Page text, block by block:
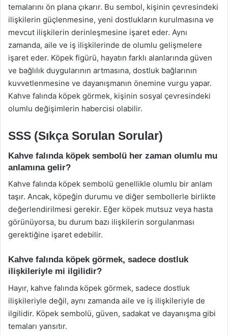
temalarını ön plana çıkarır. Bu sembol, kişinin çevresindeki
ilişkilerin güçlenmesine, yeni dostlukların kurulmasına ve
mevcut ilişkilerin derinleşmesine işaret eder. Aynı
zamanda, aile ve iş ilişkilerinde de olumlu gelişmelere
işaret eder. Köpek figürü, hayatın farklı alanlarında güven
ve bağlılık duygularının artmasına, dostluk bağlarının
kuvvetlenmesine ve dayanışmanın önemine vurgu yapar.
Kahve falında köpek görmek, kişinin sosyal çevresindeki
olumlu değişimlerin habercisi olabilir.
SSS (Sıkça Sorulan Sorular)
Kahve falında köpek sembolü her zaman olumlu mu
anlamına gelir?
Kahve falında köpek sembolü genellikle olumlu bir anlam
taşır. Ancak, köpeğin durumu ve diğer sembollerle birlikte
değerlendirilmesi gerekir. Eğer köpek mutsuz veya hasta
görünüyorsa, bu durum bazı ilişkilerin sorgulanması
gerektiğine işaret edebilir.
Kahve falında köpek görmek, sadece dostluk
ilişkileriyle mi ilgilidir?
Hayır, kahve falında köpek görmek, sadece dostluk
ilişkileriyle değil, aynı zamanda aile ve iş ilişkileriyle de
ilgilidir. Köpek sembolü, güven, sadakat ve dayanışma gibi
temaları yansıtır.